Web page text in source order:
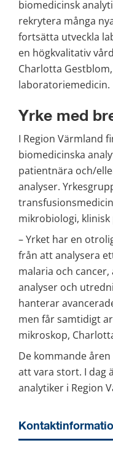
biomedicinsk
rekrytera många
fortsätta utveckla
en högkvalitativ
Charlotta
laboratoriemedicin.
Yrke med
I Region Värmland
biomedicinska
patientnära och/
analyser.
mikrobiologi,
–Yrket har en
från att analysera
malaria och
analyser och
hanterar
men får samtidigt
mikroskop,
De kommande
att vara stort. I dag
analytiker i Region